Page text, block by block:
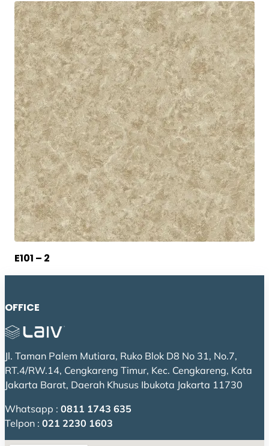
E101 – 2
OFFICE
Jl. Taman Palem Mutiara, Ruko Blok D8 No 31, No.7,
RT.4/RW.14, Cengkareng Timur, Kec. Cengkareng, Kota
Jakarta Barat, Daerah Khusus Ibukota Jakarta 11730
Whatsapp : 0811 1743 635
Telpon : 021 2230 1603